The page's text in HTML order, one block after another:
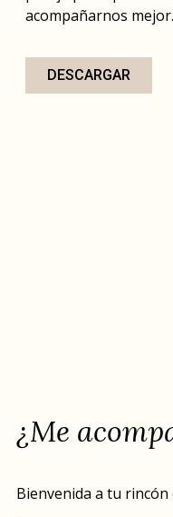
acompañarnos mejor.
DESCARGAR
¿Me
Bienvenida a tu rincón